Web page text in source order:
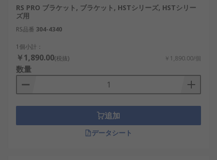
RS PRO ブラケット, ブラケット, HSTシリーズ, HSTシリー
ズ用
RS品番 304-4340
1個小計：
￥1,890.00(税抜) ￥1,890.00/個
数量
追加
データシート